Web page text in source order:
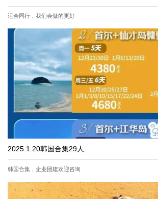
运会同行，我们会做的更好
2025.1.20韩国合集29人
韩国合集，企业团建欢迎咨询